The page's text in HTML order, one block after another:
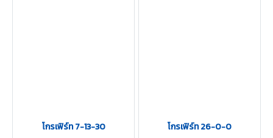
โกรเฟิร์ท 7-13-30
โกรเฟิร์ท 26-0-0